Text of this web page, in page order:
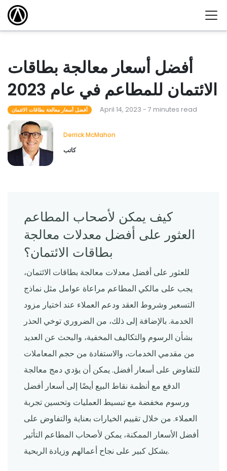
أفضل أسعار معالجة بطاقات
الائتمان للمطاعم في عام 2023
أفضل أسعار معالجة بطاقات الائتمان April 14, 2023 - 7 minutes read
Derrick McMahon
كاتب
كيف يمكن لأصحاب المطاعم
العثور على أفضل معدلات معالجة
بطاقات الائتمان؟
للعثور على أفضل معدلات معالجة بطاقات الائتمان،
يجب على مالكي المطاعم مراعاة عوامل مثل نماذج
التسعير وشروط العقد ودعم العملاء عند اختيار مزود
الخدمة. بالإضافة إلى ذلك، من الضروري توخي الحذر
بشأن الرسوم والتكاليف المخفية، والبحث عن العديد
من مقدمي الخدمات، والاستفادة من حجم المعاملات
للتفاوض على أسعار أفضل. يمكن أن يؤدي دمج معالجة
الدفع مع أنظمة نقاط البيع أيضًا إلى أسعار أفضل
ورسوم مخفضة مع تبسيط العمليات وتحسين تجربة
العملاء. من خلال تقييم الخيارات بعناية والتفاوض على
أفضل الأسعار الممكنة، يمكن لأصحاب المطاعم التأثير
بشكل كبير على نجاح أعمالهم وزيادة الربحية.